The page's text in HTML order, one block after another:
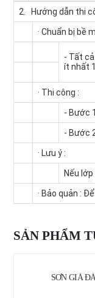
2. Hướng dẫn thi
· Chuẩn bị bề
- Tất
ít nhất
· Thi công :
- Bước
- Bước
· Lưu ý :
Nếu
· Bảo quản :
SẢN PHẨM
SƠN GIẢ